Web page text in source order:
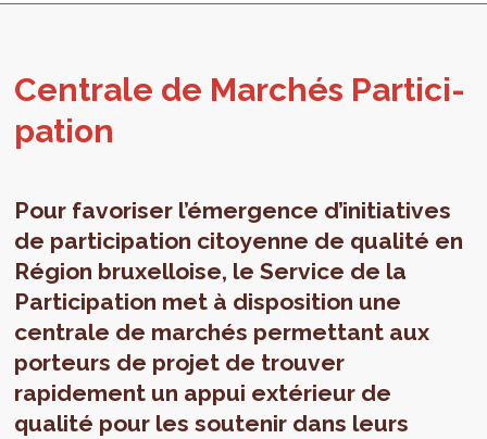
Cen­trale de Mar­chés Par­ti­ci­
pa­tion
Pour favoriser l’émergence d’initiatives
de participation citoyenne de qualité en
Région bruxelloise, le Service de la
Participation met à disposition une
centrale de marchés permettant aux
porteurs de projet de trouver
rapidement un appui extérieur de
qualité pour les soutenir dans leurs